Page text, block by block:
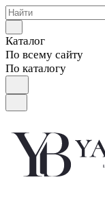
Каталог
По всему сайту
По каталогу